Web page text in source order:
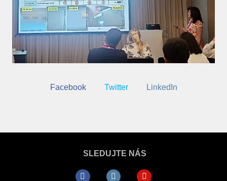
Facebook Twitter LinkedIn
SLEDUJTE NÁS